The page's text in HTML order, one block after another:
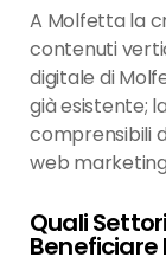
A Molfetta la
contenuti
digitale di
già esistente;
comprensibili
web
Quali
Beneficiare